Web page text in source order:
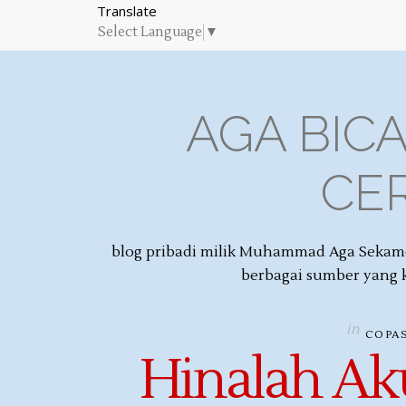
Translate
Select Language ▼
AGA
blog pribadi milik Muhammad Aga
berbagai sumber
in
Hinalah